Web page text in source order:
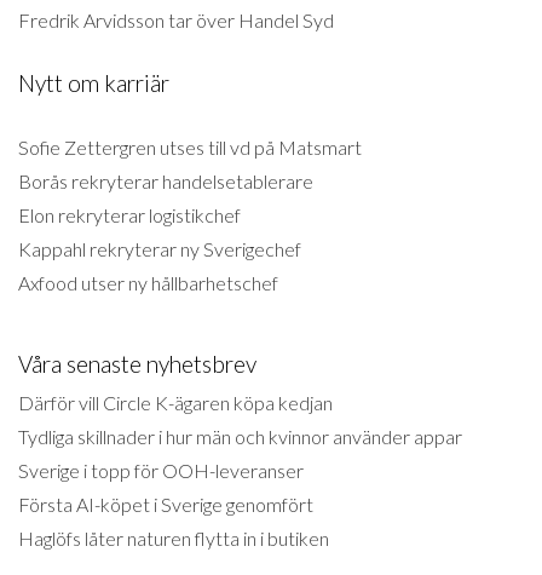
Fredrik Arvidsson tar över Handel Syd
Nytt om karriär
Sofie Zettergren utses till vd på Matsmart
Borås rekryterar handelsetablerare
Elon rekryterar logistikchef
Kappahl rekryterar ny Sverigechef
Axfood utser ny hållbarhetschef
Våra senaste nyhetsbrev
Därför vill Circle K-ägaren köpa kedjan
Tydliga skillnader i hur män och kvinnor använder appar
Sverige i topp för OOH-leveranser
Första AI-köpet i Sverige genomfört
Haglöfs låter naturen flytta in i butiken